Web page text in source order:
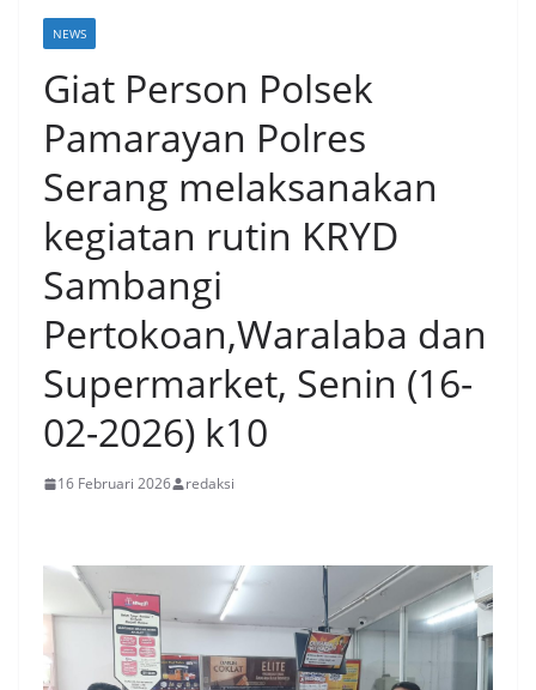
NEWS
Giat Person Polsek
Pamarayan Polres
Serang melaksanakan
kegiatan rutin KRYD
Sambangi
Pertokoan,Waralaba dan
Supermarket, Senin (16-
02-2026) k10
16 Februari 2026 redaksi